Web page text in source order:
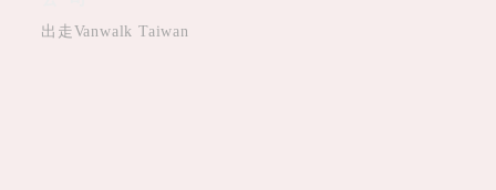
出走Vanwalk Taiwan